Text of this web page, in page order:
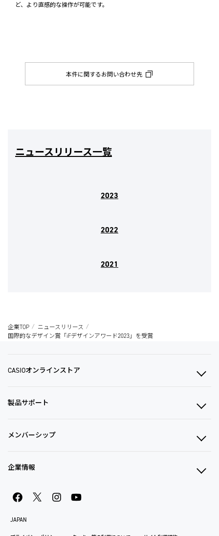
ど、より直感的な操作が可能です。
本件に関するお問い合わせ先
ニュースリリース一覧
2023
2022
2021
企業TOP
ニュースリリース
国際的なデザイン賞「iFデザインアワード2023」を受賞
CASIOオンラインストア
製品サポート
メンバーシップ
企業情報
JAPAN